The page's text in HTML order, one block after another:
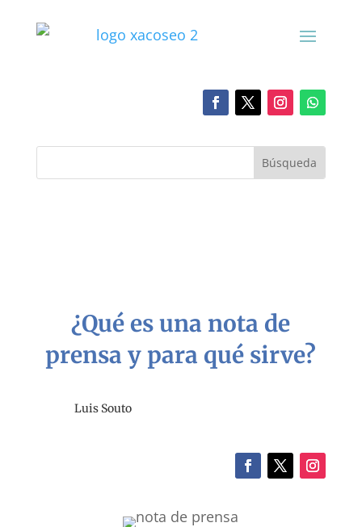
¿Qué es una nota de
prensa y para qué sirve?
Luis Souto